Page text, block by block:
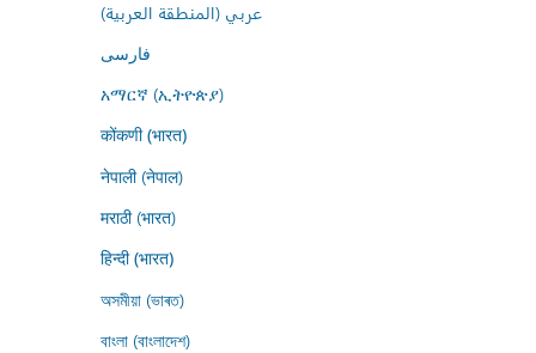
عربي (المنطقة العربية)
فارسى
አማርኛ (ኢትዮጵያ)
कोंकणी (भारत)
नेपाली (नेपाल)
मराठी (भारत)
हिन्दी (भारत)
অসমীয়া (ভাৰত)
বাংলা (বাংলাদেশ)